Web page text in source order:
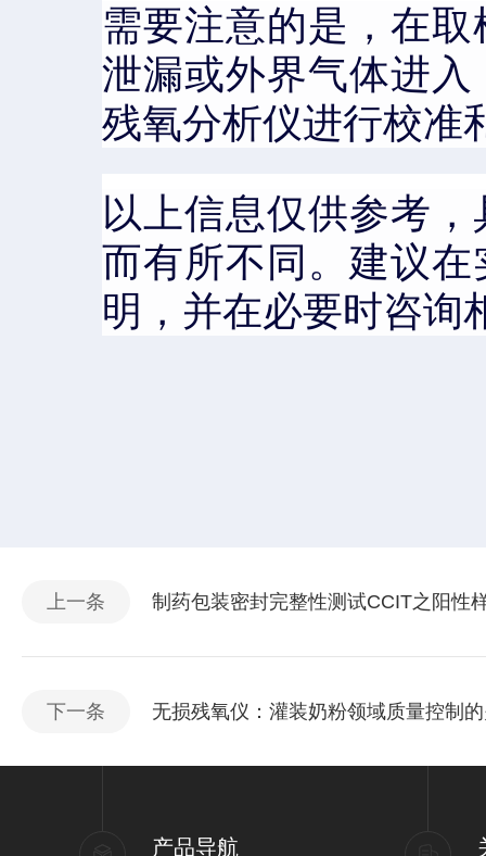
需要注意的是，在
泄漏或外界气体进
残氧分析仪进行校准
以上信息仅供参考
而有所不同。建议
明，并在必要时咨询
上一条 制药包装密封完整性测试CCIT之阳性
下一条 无损残氧仪：灌装奶粉领域质量控制
产品导航